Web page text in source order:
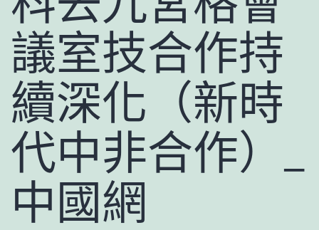
議室技合作持
續深化（新時
代中非合作）_
中國網